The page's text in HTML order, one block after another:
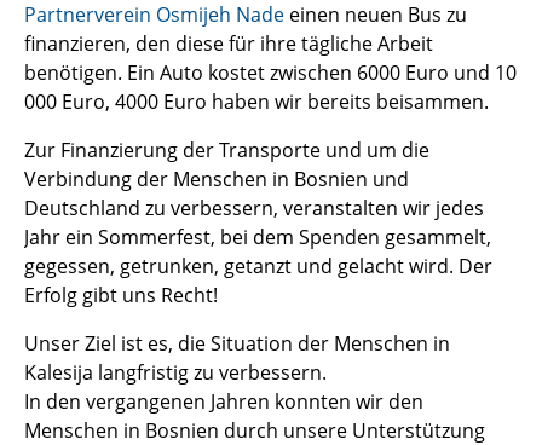
Partnerverein Osmijeh Nade einen neuen Bus zu
finanzieren, den diese für ihre tägliche Arbeit
benötigen. Ein Auto kostet zwischen 6000 Euro und 10
000 Euro, 4000 Euro haben wir bereits beisammen.
Zur Finanzierung der Transporte und um die
Verbindung der Menschen in Bosnien und
Deutschland zu verbessern, veranstalten wir jedes
Jahr ein Sommerfest, bei dem Spenden gesammelt,
gegessen, getrunken, getanzt und gelacht wird. Der
Erfolg gibt uns Recht!
Unser Ziel ist es, die Situation der Menschen in
Kalesija langfristig zu verbessern.
In den vergangenen Jahren konnten wir den
Menschen in Bosnien durch unsere Unterstützung